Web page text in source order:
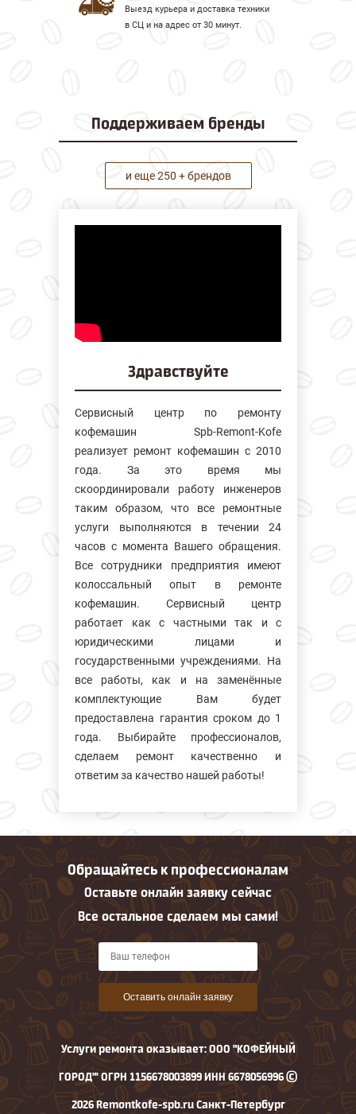
Выезд курьера и доставка техники
в СЦ и на адрес от 30 минут.
Поддерживаем бренды
и еще 250 + брендов
Здравствуйте
Сервисный центр по ремонту
кофемашин Spb-Remont-Kofe
реализует ремонт кофемашин с 2010
года. За это время мы
скоординировали работу инженеров
таким образом, что все ремонтные
услуги выполняются в течении 24
часов с момента Вашего обращения.
Все сотрудники предприятия имеют
колосcальный опыт в ремонте
кофемашин. Сервисный центр
работает как с частными так и с
юридическими лицами и
государственными учреждениями. На
все работы, как и на заменённые
комплектующие Вам будет
предоставлена гарантия сроком до 1
года. Выбирайте профессионалов,
сделаем ремонт качественно и
ответим за качество нашей работы!
Обращайтесь к профессионалам
Оставьте онлайн заявку сейчас
Все остальное сделаем мы сами!
Оставить онлайн заявку
Услуги ремонта оказывает: ООО "КОФЕЙНЫЙ
ГОРОД"' ОГРН 1156678003899 ИНН 6678056996 ©
2026 Remontkofe-spb.ru Санкт-Петербург